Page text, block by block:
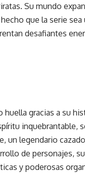
Su mundo
que la serie sea
desafiantes
huella gracias a su
inquebrantable,
un legendario
de personajes,
y poderosas